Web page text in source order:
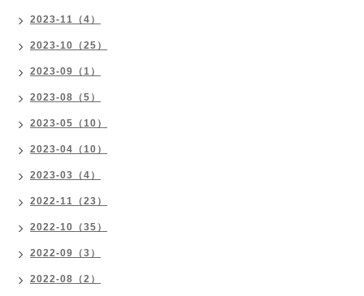
2023-11（4）
2023-10（25）
2023-09（1）
2023-08（5）
2023-05（10）
2023-04（10）
2023-03（4）
2022-11（23）
2022-10（35）
2022-09（3）
2022-08（2）